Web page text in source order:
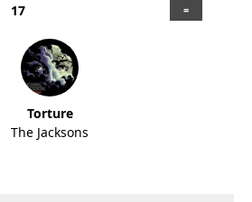
17
Torture
The Jacksons